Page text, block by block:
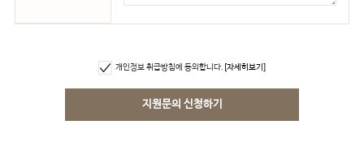
개인정보 취급방침에 동의합니다. [자세히보기]
지원문의 신청하기